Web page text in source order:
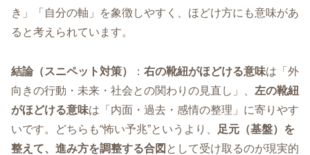
き」「自分の軸」を象徴しやすく、ほどけ方にも意味があ
ると考えられています。
結論（スニペット対策） ： 右の靴紐がほどける意味は「外
向きの行動・未来・社会との関わりの見直し」、 左の靴紐
がほどける意味は「内面・過去・感情の整理」に寄りやす
いです。どちらも“怖い予兆”というより、
足元（基盤）を
整えて、進み方を調整する合図 として受け取るのが現実的